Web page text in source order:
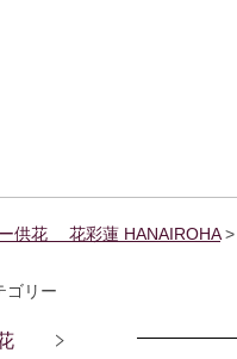
供花 花彩蓮 HANAIROHA
ゴリー
花